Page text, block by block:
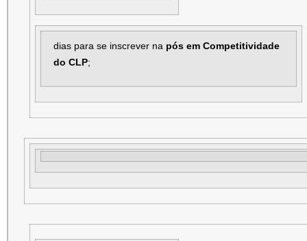
dias para se inscrever na pós em Competitividade
do CLP;